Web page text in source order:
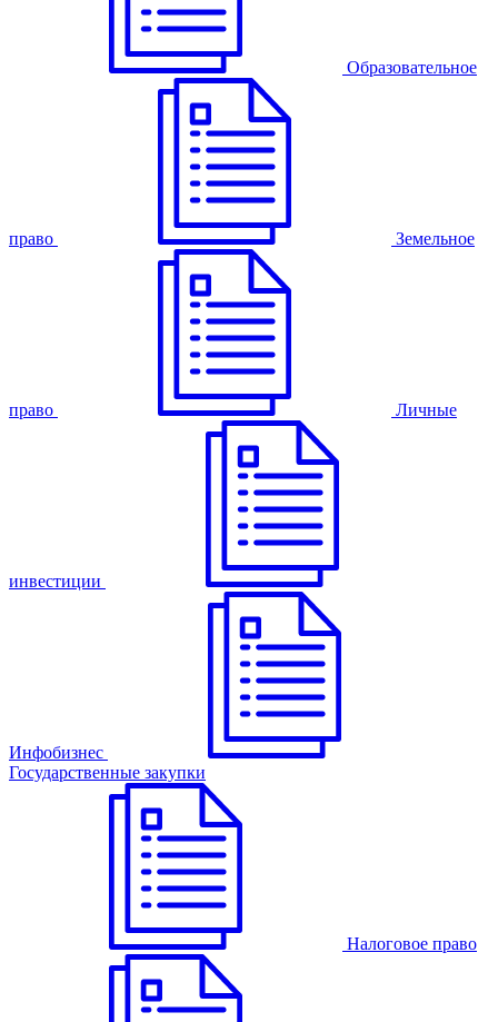
Образовательное
право Земельное
право Личные
инвестиции
Инфобизнес
Государственные закупки
Налоговое право